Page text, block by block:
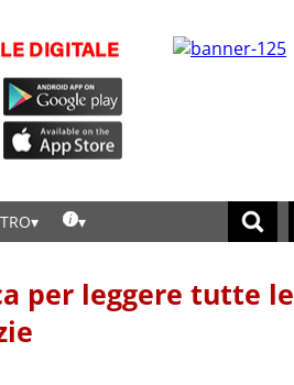
per leggere tutte le